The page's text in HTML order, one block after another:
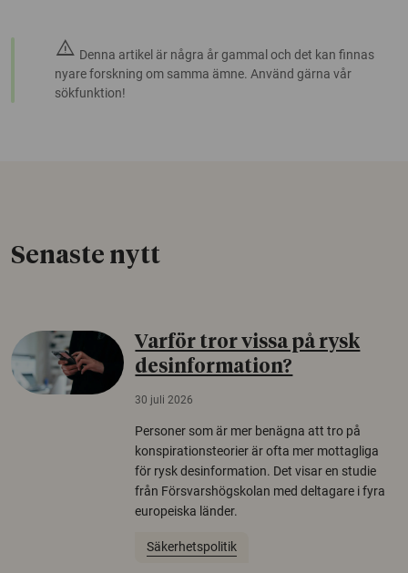
warning Denna artikel är några år gammal och det kan finnas
nyare forskning om samma ämne. Använd gärna vår
sökfunktion!
Senaste nytt
Varför tror vissa på rysk
desinformation?
30 juli 2026
Personer som är mer benägna att tro på
konspirationsteorier är ofta mer mottagliga
för rysk desinformation. Det visar en studie
från Försvarshögskolan med deltagare i fyra
europeiska länder.
Säkerhetspolitik